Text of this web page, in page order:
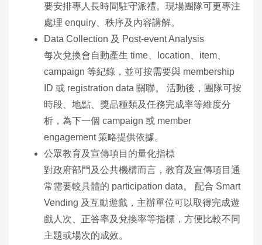
要安排專人長時間駐守派禮。現場團隊可更專注
處理 enquiry、秩序及內容講解。
Data Collection 及 Post‑event Analysis
每次兌換會自動產生 time、location、item、
campaign 等紀錄，並可按需要與 membership
ID 或 registration data 關聯。 活動後，團隊可按
時段、地點、獎品種類及任務完成率等維度分
析，為下一個 campaign 或 member
engagement 策略提供依據。
公眾教育及宣傳項目的量化指標
對政府部門及公共機構而言，教育及宣傳項目通
常需要較具體的 participation data。 配合 Smart
Vending 及互動遊戲，主辦單位可以取得完成遊
戲人次、正答率及兌換率等指標，方便比較不同
主題或場次的成效。